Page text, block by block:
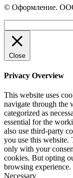
Вконтакте
открывается
в
новом
окне
WhatsApp
открывается
в
новом
окне
Telegram
открывается
в
новом
окне
© Оформление. ООО
Close
Privacy Overview
This website uses
navigate through the
categorized as
essential for the
also use third-party
you use this website.
only with your
cookies. But opting
browsing experience.
Necessary